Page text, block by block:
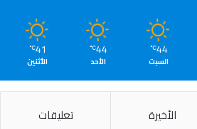
44
℃
السبت
44
℃
الأحد
41
℃
الأثنين
الأخيرة تعليقات